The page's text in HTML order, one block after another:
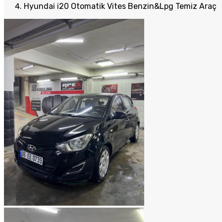
Hyundai i20 Otomatik Vites Benzin&Lpg Temiz Araç